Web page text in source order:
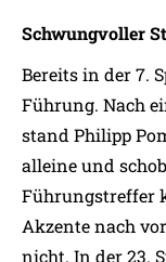
Schwungvoller
Bereits in der 7.
Führung. Nach
stand Philipp
alleine und
Führungstreffer
Akzente nach
nicht. In der 23.